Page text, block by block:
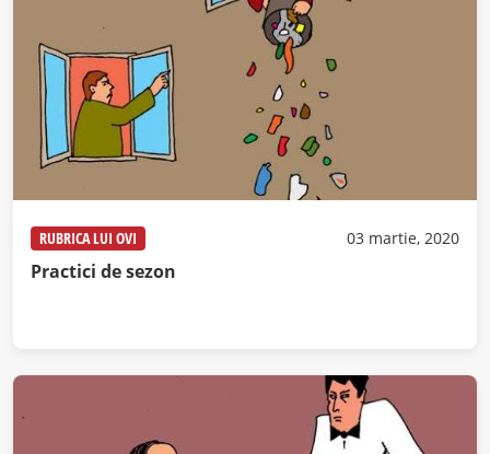
RUBRICA LUI OVI 03 martie, 2020
Practici de sezon